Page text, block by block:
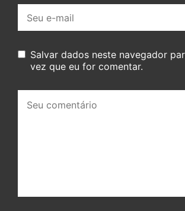
mail:
Salvar dados neste navegador
vez que eu for comentar.
comentário: